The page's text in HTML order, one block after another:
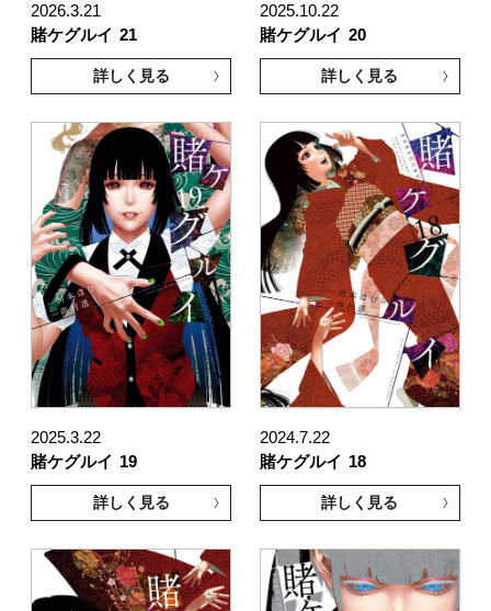
2026.3.21
賭ケグルイ 21
詳しく見る
2025.10.22
賭ケグルイ 20
詳しく見る
2025.3.22
賭ケグルイ 19
詳しく見る
2024.7.22
賭ケグルイ 18
詳しく見る